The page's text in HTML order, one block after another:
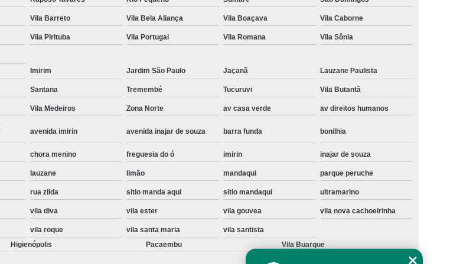
Instalação de Maquina de Lavar Roupa
Instalação de Maquina de Lavar Samsung
Instalação Eletrica Maquina de Lavar Roupa
Instalação Maquina de Lavar Roupa
Instalação para Maquina de Lavar Roupa
Instalar Maquina de Lavar Samsung
Instalar Maquina Lavar Roupa
Maquina de Lavar Roupa Instalação
Samsung Instalação Maquina de Lavar
Instalação de Lava e Seca
Instalação de Lava e Seca Samsung
Instalação de Maquina Lava e Seca
Instalação Lava e Seca
Instalação Lava e Seca Samsung
Instalação Lava Seca
Instalação Maquina Lava e Seca
Instalação Maquina Lava e Seca Samsung
Instalação Samsung Lava e Seca
Lava e Seca Instalação
Lava e Seca Samsung Instalação
Samsung Instalação Lava e Seca
Manutenção de Fogão
Manutenção de Fogão a Gas
Manutenção de Fogão Electrolux
Manutenção em Fogão
Vila Barreto Vila Bela Aliança Vila Boaçava Vila Caborne
Vila Pirituba Vila Portugal Vila Romana Vila Sônia
Imirim Jardim São Paulo Jaçanã Lauzane Paulista
Santana Tremembé Tucuruvi Vila Butantã
Vila Medeiros Zona Norte av casa verde av direitos humanos
avenida imirin avenida inajar de souza barra funda bonilhia
chora menino freguesia do ó imirin inajar de souza
lauzane limão mandaqui parque peruche
rua zilda sitio manda aqui sitio mandaqui ultramarino
vila diva vila ester vila gouvea vila nova cachoeirinha
vila roque vila santa maria
vila santista
Higienópolis Pacaembu
Vila Buarque